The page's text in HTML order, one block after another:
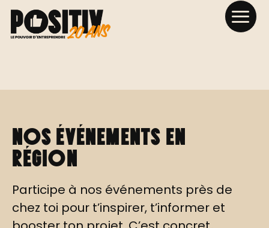
Nos événements en
région
Participe à nos événements près de
chez toi pour t’inspirer, t’informer et